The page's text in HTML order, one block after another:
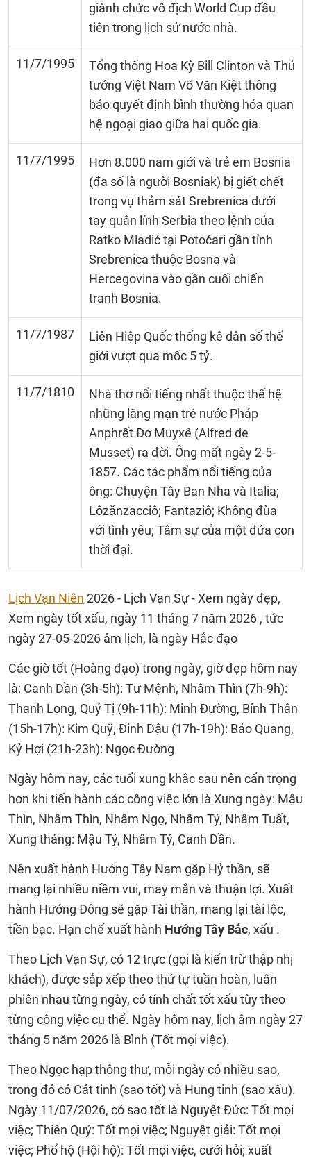
giành chức vô địch World Cup đầu
tiên trong lịch sử nước nhà.
11/7/1995
Tổng thống Hoa Kỳ Bill Clinton và Thủ
tướng Việt Nam Võ Văn Kiệt thông
báo quyết định bình thường hóa quan
hệ ngoại giao giữa hai quốc gia.
11/7/1995
Hơn 8.000 nam giới và trẻ em Bosnia
(đa số là người Bosniak) bị giết chết
trong vụ thảm sát Srebrenica dưới
tay quân lính Serbia theo lệnh của
Ratko Mladić tại Potočari gần tỉnh
Srebrenica thuộc Bosna và
Hercegovina vào gần cuối chiến
tranh Bosnia.
11/7/1987
Liên Hiệp Quốc thống kê dân số thế
giới vượt qua mốc 5 tỷ.
11/7/1810
Nhà thơ nổi tiếng nhất thuộc thế hệ
những lãng mạn trẻ nước Pháp
Anphrết Đơ Muyxê (Alfred de
Musset) ra đời. Ông mất ngày 2-5-
1857. Các tác phẩm nổi tiếng của
ông: Chuyện Tây Ban Nha và Italia;
Lôzǎnzacciô; Fantaziô; Không đùa
với tình yêu; Tâm sự của một đứa con
thời đại.
Lịch Vạn Niên 2026 - Lịch Vạn Sự - Xem ngày đẹp,
Xem ngày tốt xấu, ngày 11 tháng 7 năm 2026 , tức
ngày 27-05-2026 âm lịch, là ngày Hắc đạo
Các giờ tốt (Hoàng đạo) trong ngày, giờ đẹp hôm nay
là: Canh Dần (3h-5h): Tư Mệnh, Nhâm Thìn (7h-9h):
Thanh Long, Quý Tị (9h-11h): Minh Đường, Bính Thân
(15h-17h): Kim Quỹ, Đinh Dậu (17h-19h): Bảo Quang,
Kỷ Hợi (21h-23h): Ngọc Đường
Ngày hôm nay, các tuổi xung khắc sau nên cẩn trọng
hơn khi tiến hành các công việc lớn là Xung ngày: Mậu
Thìn, Nhâm Thìn, Nhâm Ngọ, Nhâm Tý, Nhâm Tuất,
Xung tháng: Mậu Tý, Nhâm Tý, Canh Dần.
Nên xuất hành Hướng Tây Nam gặp Hỷ thần, sẽ
mang lại nhiều niềm vui, may mắn và thuận lợi. Xuất
hành Hướng Đông sẽ gặp Tài thần, mang lại tài lộc,
tiền bạc. Hạn chế xuất hành Hướng Tây Bắc, xấu .
Theo Lịch Vạn Sự, có 12 trực (gọi là kiến trừ thập nhị
khách), được sắp xếp theo thứ tự tuần hoàn, luân
phiên nhau từng ngày, có tính chất tốt xấu tùy theo
từng công việc cụ thể. Ngày hôm nay, lịch âm ngày 27
tháng 5 năm 2026 là Bình (Tốt mọi việc).
Theo Ngọc hạp thông thư, mỗi ngày có nhiều sao,
trong đó có Cát tinh (sao tốt) và Hung tinh (sao xấu).
Ngày 11/07/2026, có sao tốt là Nguyệt Đức: Tốt mọi
việc; Thiên Quý: Tốt mọi việc; Nguyệt giải: Tốt mọi
việc; Phổ hộ (Hội hộ): Tốt mọi việc, cưới hỏi; xuất